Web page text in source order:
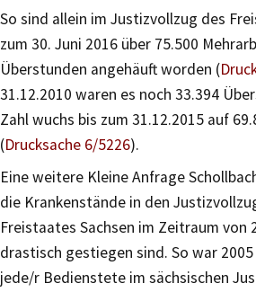
So sind allein im Justizvollzug des
zum 30. Juni 2016 über 75.500
Überstunden angehäuft worden (
31.12.2010 waren es noch 33.394
Zahl wuchs bis zum 31.12.2015 auf
(Drucksache 6/5226).
Eine weitere Kleine Anfrage
die Krankenstände in den
Freistaates Sachsen im Zeitraum von
drastisch gestiegen sind. So war
jede/r Bedienstete im sächsischen